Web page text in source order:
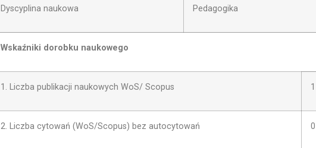
Dyscyplina naukowa Pedagogika
Wskaźniki dorobku naukowego
1. Liczba publikacji naukowych WoS/ Scopus 1
2. Liczba cytowań (WoS/Scopus) bez autocytowań 0